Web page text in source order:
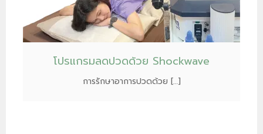
โปรแกรมลดปวดด้วย Shockwave
การรักษาอาการปวดด้วย […]